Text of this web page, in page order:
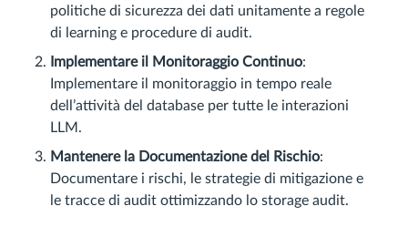
politiche di sicurezza dei dati unitamente a regole
di learning e procedure di audit.
Implementare il Monitoraggio Continuo:
Implementare il monitoraggio in tempo reale
dell’attività del database per tutte le interazioni
LLM.
Mantenere la Documentazione del Rischio:
Documentare i rischi, le strategie di mitigazione e
le tracce di audit ottimizzando lo storage audit.